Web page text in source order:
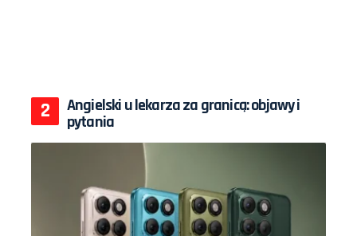
Angielski u lekarza za granicą: objawy i
pytania